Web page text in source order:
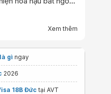
Xem thêm
gì ngay
2026
18B Đức tại AVT